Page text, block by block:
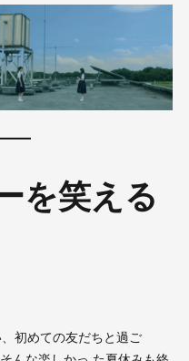
を笑える
初めての友だちと過ご